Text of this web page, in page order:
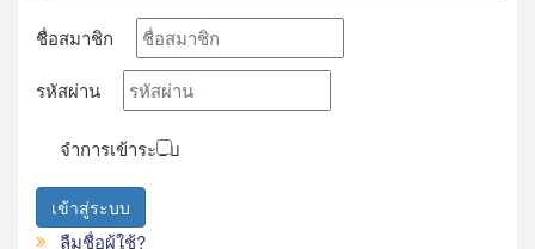
ชื่อสมาชิก
รหัสผ่าน
จำการเข้าระบบ
เข้าสู่ระบบ
ลืมชื่อผู้ใช้?